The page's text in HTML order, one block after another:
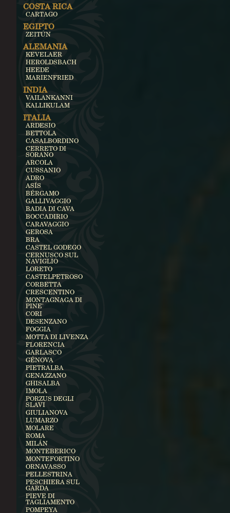
COSTA RICA
CARTAGO
EGIPTO
ZEITÚN
ALEMANIA
KEVELAER
HEROLDSBACH
HEEDE
MARIENFRIED
INDIA
VAILANKANNI
KALLIKULAM
ITALIA
ARDESIO
BETTOLA
CASALBORDINO
CERRETO DI
SORANO
ARCOLA
CUSSANIO
ADRO
ASÍS
BÉRGAMO
GALLIVAGGIO
BADIA DI CAVA
BOCCADIRIO
CARAVAGGIO
GEROSA
BRA
CASTEL GODEGO
CERNUSCO SUL
NAVIGLIO
LORETO
CASTELPETROSO
CORBETTA
CRESCENTINO
MONTAGNAGA DI
PINE'
CORI
DESENZANO
FOGGIA
MOTTA DI LIVENZA
FLORENCIA
GARLASCO
GÉNOVA
PIETRALBA
GENAZZANO
GHISALBA
IMOLA
PORZUS DEGLI
SLAVI
GIULIANOVA
LUMARZO
MOLARE
ROMA
MILÁN
MONTEBERICO
MONTEFORTINO
ORNAVASSO
PELLESTRINA
PESCHIERA SUL
GARDA
PIEVE DI
TAGLIAMENTO
POMPEYA